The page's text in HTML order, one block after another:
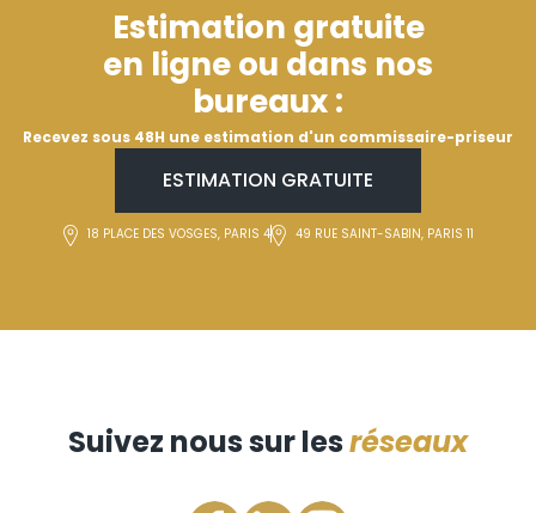
Estimation gratuite
en ligne ou dans nos
bureaux :
Recevez sous 48H une estimation d'un commissaire-priseur
ESTIMATION GRATUITE
18 PLACE DES VOSGES, PARIS 4 49 RUE SAINT-SABIN, PARIS 11
Suivez nous sur lesréseaux